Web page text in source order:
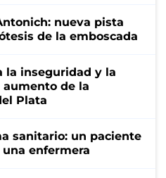
nueva pista
de la emboscada
la inseguridad y la
de la
Plata
sanitario: un paciente
enfermera